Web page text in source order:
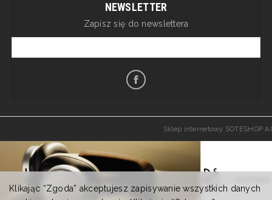
NEWSLETTER
Zapisz się do newslettera
Sklep internetowy SOTESHOP AI
Klikając “Zgoda” akceptujesz zapisywanie wszystkich danych